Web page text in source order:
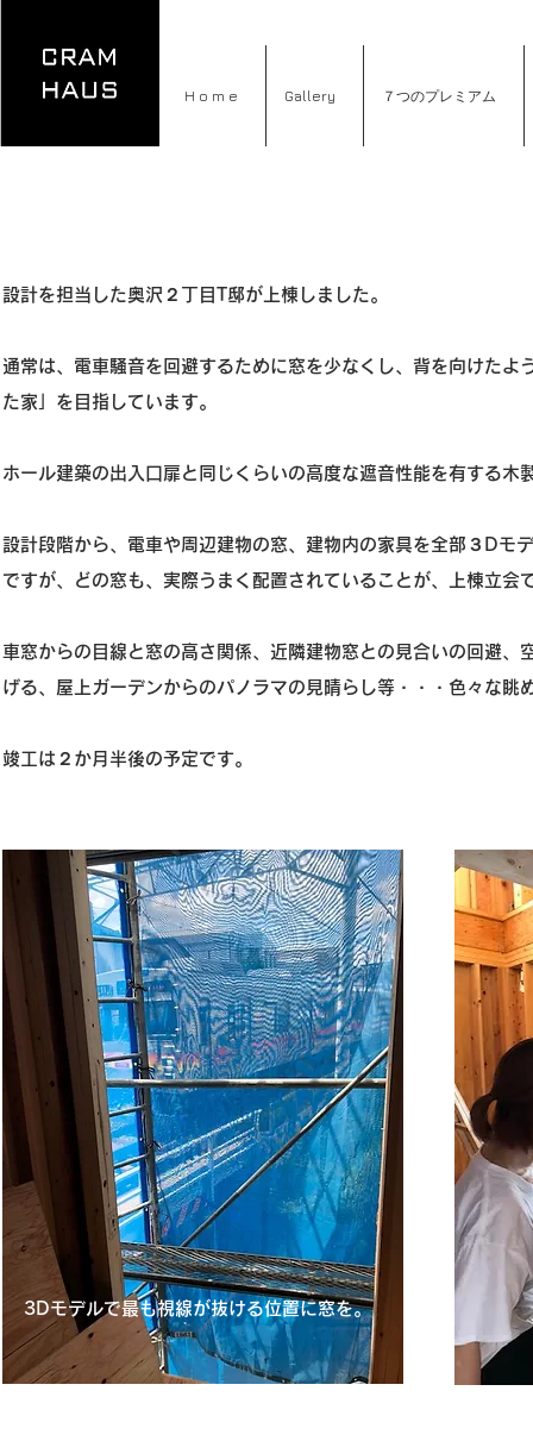
H o m e Gallery ７つのプレミアム
設計を担当した奥沢 ２ 丁目T邸が上棟しました。
通常は、電車騒音を回避するために窓を少なくし、背を向けたよ
た家」を目指しています。
ホール建築の出入口扉と同じくらいの高度な遮音性能を有する
設計段階から、電車や周辺建物の窓、建物内の家具を全部 ３ Dモ
ですが、どの窓も、実際うまく配置されていることが、上棟立会
車窓からの目線と窓の高さ関係、近隣建物窓との見合いの回避
げる、屋上ガーデンからのパノラマの見晴らし等・・・色々な眺
竣工は ２ か月半後の予
3Dモデルで最も視線が抜ける位置に窓を。